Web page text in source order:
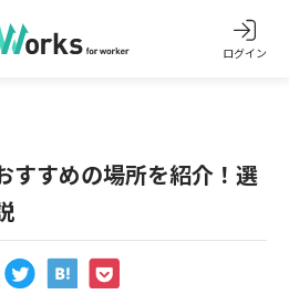
ログイン
すすめの場所を紹介！選